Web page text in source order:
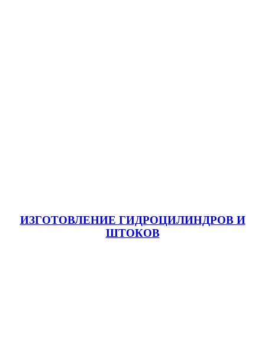
ИЗГОТОВЛЕНИЕ ГИДРОЦИЛИНДРОВ И
ШТОКОВ